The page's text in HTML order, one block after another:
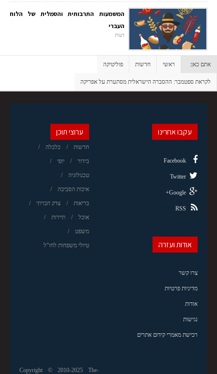
המשמעות התרבותית והסמלית של הלוח
העברי
דעות
אתם כאן: ראשי חדשות פוליטיקה
לקראת ספטמבר: ההסברה הישראלית מסתערת על אפריקה
ערוצי תוכן
חדשות כלכלה
בידור יופי
טכנולוגיה
איכות הסביבה
בריאות צדק חברתי
אוכל תיירות
משפט
טיולי משפחות לחו"ל
עקבו אחרינו
Facebook
Twitter
Google+
RSS
אודות ועזרה
צרו קשר
מדיניות פרטיות
אודות
נגישות
רכישת מאמרי קידום אתרים
Copyright © 2010-2025 The-